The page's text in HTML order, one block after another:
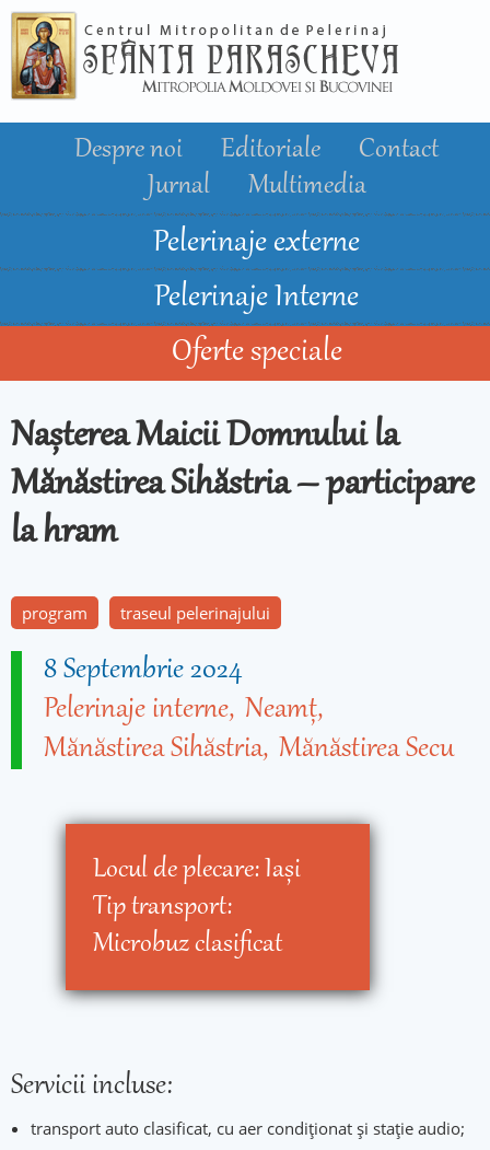
conţinutul
principal
Despre noi Editoriale
Contact
Jurnal
Multimedia
Pelerinaje externe
Pelerinaje Interne
Oferte speciale
Nașterea Maicii Domnului la
Mănăstirea Sihăstria – participare
la hram
program traseul pelerinajului
8 Septembrie 2024
Pelerinaje interne Neamț
Mănăstirea Sihăstria Mănăstirea Secu
Locul de plecare:Iaşi
Tip transport:
Microbuz clasificat
Servicii incluse:
transport auto clasificat, cu aer condiționat și stație audio;